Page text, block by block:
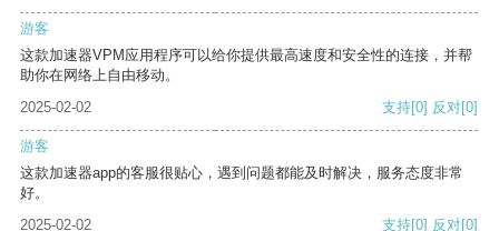
游客
这款加速器VPM应用程序可以给你提供最高速度和安全性的连接，并帮
助你在网络上自由移动。
2025-02-02
支持[0] 反对[0]
游客
这款加速器app的客服很贴心，遇到问题都能及时解决，服务态度非常
好。
2025-02-02
支持[0] 反对[0]